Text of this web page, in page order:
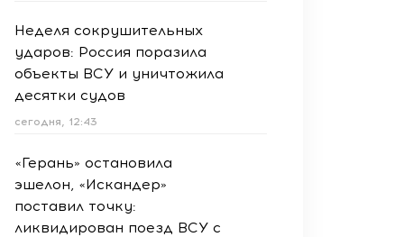
Неделя сокрушительных
ударов: Россия поразила
объекты ВСУ и уничтожила
десятки судов
сегодня, 12:43
«Герань» остановила
эшелон, «Искандер»
поставил точку:
ликвидирован поезд ВСУ с